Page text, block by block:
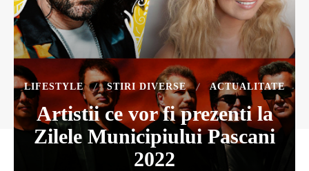
LIFESTYLE STIRI DIVERSE ACTUALITATE
Artistii ce vor fi prezenti la
Zilele Municipiului Pascani
2022